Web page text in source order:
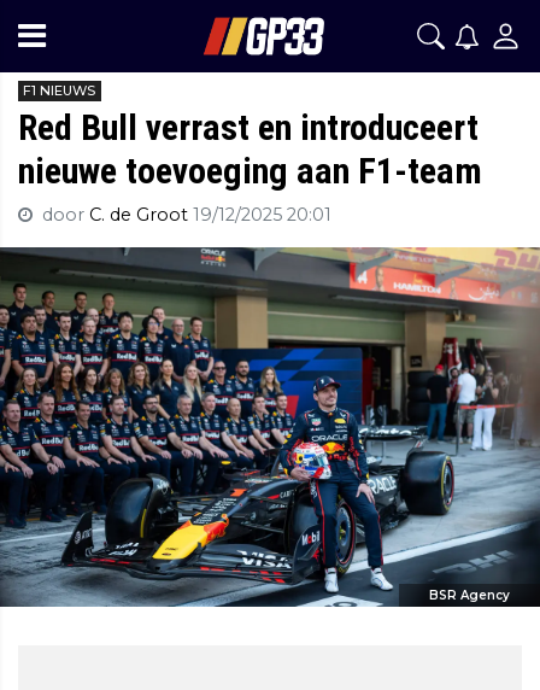
F1 NIEUWS
Red Bull verrast en introduceert
nieuwe toevoeging aan F1-team
door C. de Groot 19/12/2025 20:01
BSR Agency